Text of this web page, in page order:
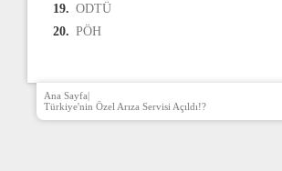
19. ODTÜ
20. PÖH
Ana Sayfa|
Türkiye'nin Özel Arıza Servisi Açıldı!?